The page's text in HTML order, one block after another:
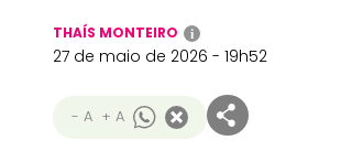
THAÍS MONTEIRO i
27 de maio de 2026 - 19h52
- A + A